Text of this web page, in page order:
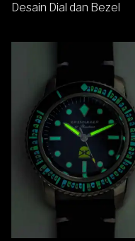
Desain Dial dan Bezel